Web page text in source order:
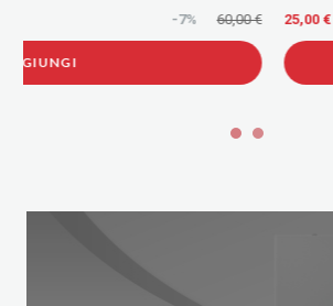
AGGIUNGI